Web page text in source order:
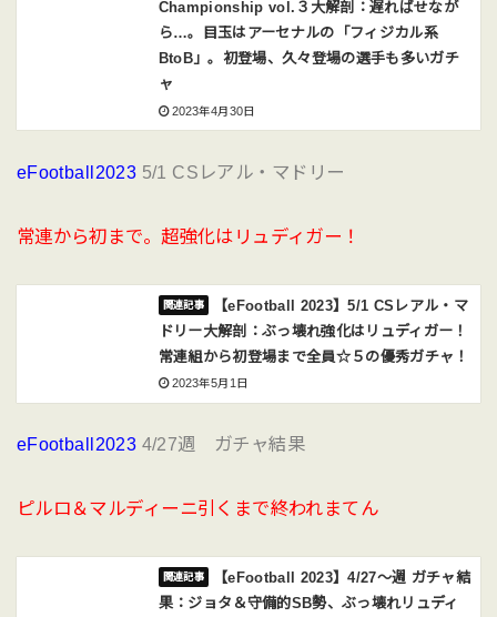
Championship vol.３大解剖：遅ればせなが
ら…。目玉はアーセナルの「フィジカル系
BtoB」。初登場、久々登場の選手も多いガチ
ャ
2023年4月30日
eFootball2023 5/1 CSレアル・マドリー
常連から初まで。超強化はリュディガー！
【eFootball 2023】5/1 CSレアル・マ
ドリー大解剖：ぶっ壊れ強化はリュディガー！
常連組から初登場まで全員☆５の優秀ガチャ！
2023年5月1日
eFootball2023 4/27週 ガチャ結果
ピルロ＆マルディーニ引くまで終われまてん
【eFootball 2023】4/27〜週 ガチャ結
果：ジョタ＆守備的SB勢、ぶっ壊れリュディ